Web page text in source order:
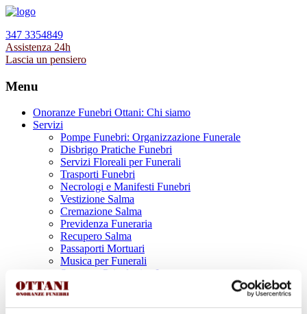
347 3354849
Assistenza 24h
Lascia un pensiero
Menu
Onoranze Funebri Ottani: Chi siamo
Servizi
Pompe Funebri: Organizzazione Funerale
Disbrigo Pratiche Funebri
Servizi Floreali per Funerali
Trasporti Funebri
Necrologi e Manifesti Funebri
Vestizione Salma
Cremazione Salma
Previdenza Funeraria
Recupero Salma
Passaporti Mortuari
Musica per Funerali
Supporto Psicologico Lutto
Prodotti Funerari
Lapidi, Lastre tombali e Monumenti Funerari
Urne Cinerarie